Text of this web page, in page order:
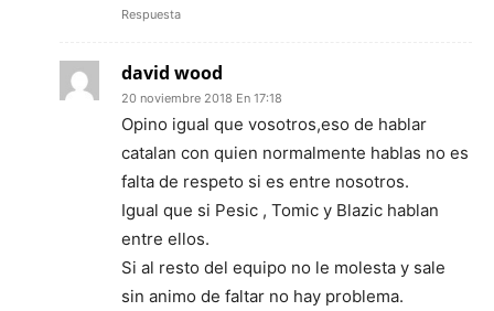
Respuesta
david wood
20 noviembre 2018 En 17:18
Opino igual que vosotros,eso de hablar
catalan con quien normalmente hablas no es
falta de respeto si es entre nosotros.
Igual que si Pesic , Tomic y Blazic hablan
entre ellos.
Si al resto del equipo no le molesta y sale
sin animo de faltar no hay problema.